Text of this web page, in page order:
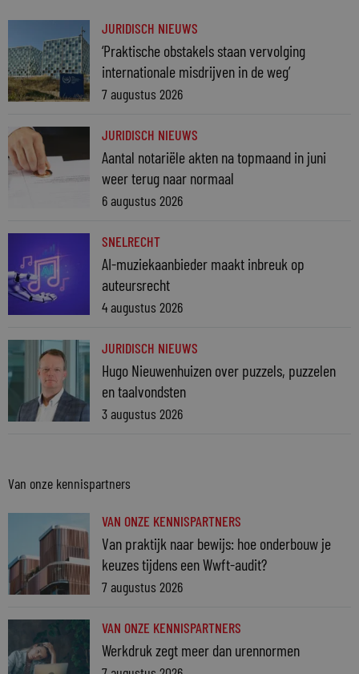
JURIDISCH NIEUWS
‘Praktische obstakels staan vervolging
internationale misdrijven in de weg’
7 augustus 2026
JURIDISCH NIEUWS
Aantal notariële akten na topmaand in juni
weer terug naar normaal
6 augustus 2026
SNELRECHT
AI-muziekaanbieder maakt inbreuk op
auteursrecht
4 augustus 2026
JURIDISCH NIEUWS
Hugo Nieuwenhuizen over puzzels, puzzelen
en taalvondsten
3 augustus 2026
Van onze kennispartners
VAN ONZE KENNISPARTNERS
Van praktijk naar bewijs: hoe onderbouw je
keuzes tijdens een Wwft-audit?
7 augustus 2026
VAN ONZE KENNISPARTNERS
Werkdruk zegt meer dan urennormen